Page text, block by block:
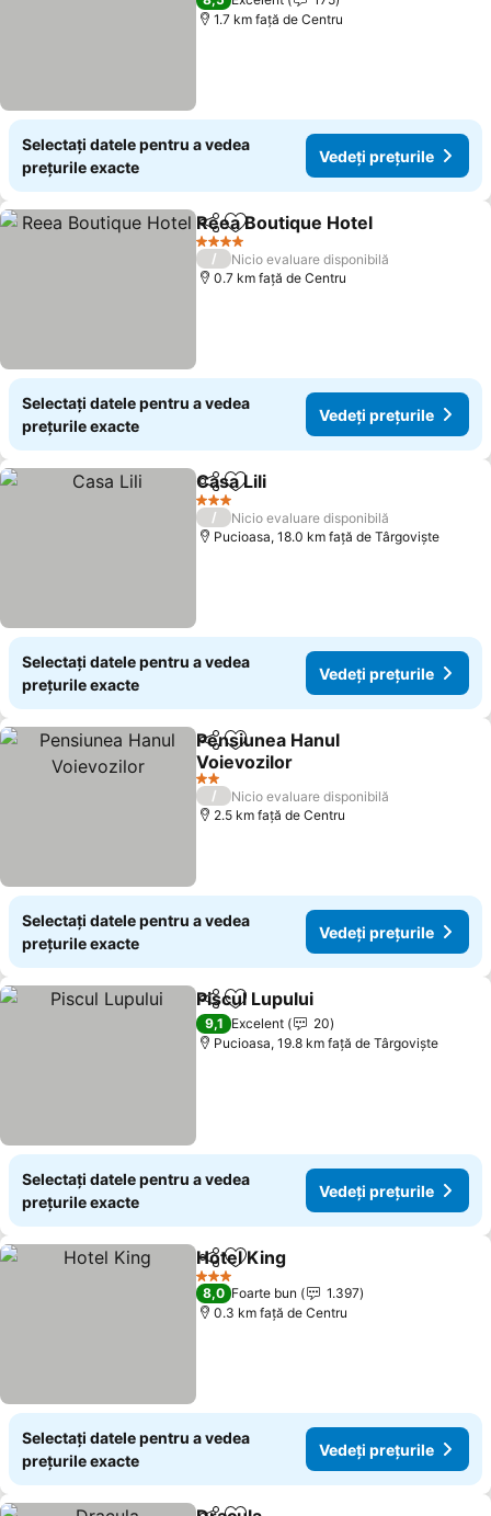
1.7 km faţă de Centru
Selectați datele pentru a vedea
prețurile exacte
Vedeți prețurile
DistribuițiAdăugaţi la favorite
Reea Boutique Hotel
4 Stele
/
Nicio evaluare disponibilă
0.7 km faţă de Centru
Selectați datele pentru a vedea
prețurile exacte
Vedeți prețurile
DistribuițiAdăugaţi la favorite
Casa Lili
3 Stele
/
Nicio evaluare disponibilă
Pucioasa, 18.0 km faţă de Târgoviște
Selectați datele pentru a vedea
prețurile exacte
Vedeți prețurile
DistribuițiAdăugaţi la favorite
Pensiunea Hanul
Voievozilor
Vedeți prețurile
2 Stele
/
Nicio evaluare disponibilă
2.5 km faţă de Centru
Selectați datele pentru a vedea
prețurile exacte
Vedeți prețurile
DistribuițiAdăugaţi la favorite
Piscul Lupului
9,1 Excelent
20
Pucioasa, 19.8 km faţă de Târgoviște
Selectați datele pentru a vedea
prețurile exacte
Vedeți prețurile
DistribuițiAdăugaţi la favorite
Hotel King
3 Stele
8,0 Foarte bun
1.397
0.3 km faţă de Centru
Selectați datele pentru a vedea
prețurile exacte
Vedeți prețurile